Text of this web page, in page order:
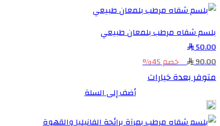
بلسم شفاه مرطب بلمعان طبيعي
50.00
90.00
خصم 45%
متوفر بعدة خيارات
أضف إلى السلة